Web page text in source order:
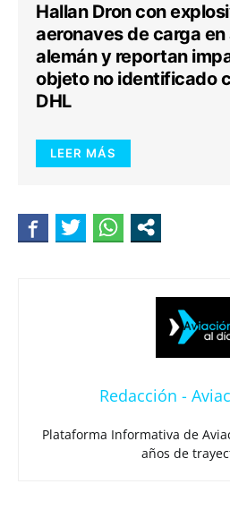
Hallan Dron con
aeronaves de carga
alemán y reportan
objeto no identificado
DHL
LEER MÁS
Redacción -
Plataforma Informativa de
años de